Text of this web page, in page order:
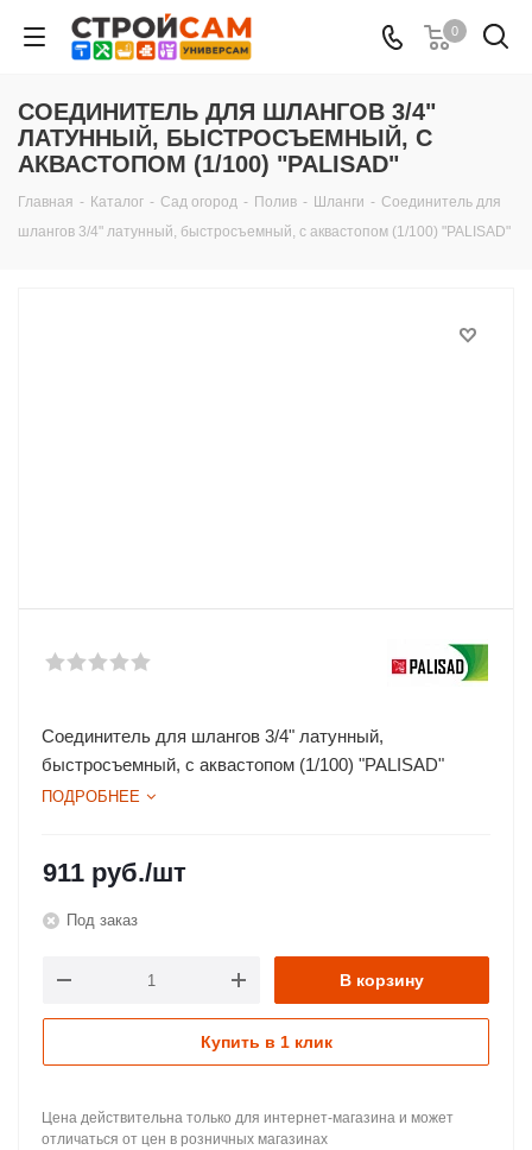
0
СОЕДИНИТЕЛЬ ДЛЯ ШЛАНГОВ 3/4"
ЛАТУННЫЙ, БЫСТРОСЪЕМНЫЙ, С
АКВАСТОПОМ (1/100) "PALISAD"
Главная - Каталог - Сад огород - Полив - Шланги - Соединитель для
шлангов 3/4" латунный, быстросъемный, с аквастопом (1/100) "PALISAD"
Соединитель для шлангов 3/4" латунный,
быстросъемный, с аквастопом (1/100) "PALISAD"
ПОДРОБНЕЕ
911 руб./шт
Под заказ
В корзину
Купить в 1 клик
Цена действительна только для интернет-магазина и может
отличаться от цен в розничных магазинах